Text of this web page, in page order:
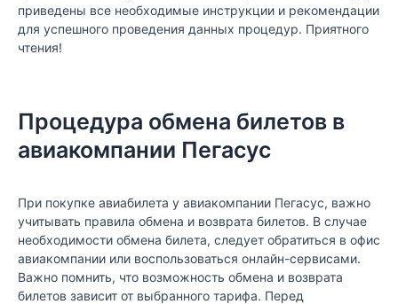
приведены все необходимые инструкции и рекомендации
для успешного проведения данных процедур. Приятного
чтения!
Процедура обмена билетов в
авиакомпании Пегасус
При покупке авиабилета у авиакомпании Пегасус, важно
учитывать правила обмена и возврата билетов. В случае
необходимости обмена билета, следует обратиться в офис
авиакомпании или воспользоваться онлайн-сервисами.
Важно помнить, что возможность обмена и возврата
билетов зависит от выбранного тарифа. Перед